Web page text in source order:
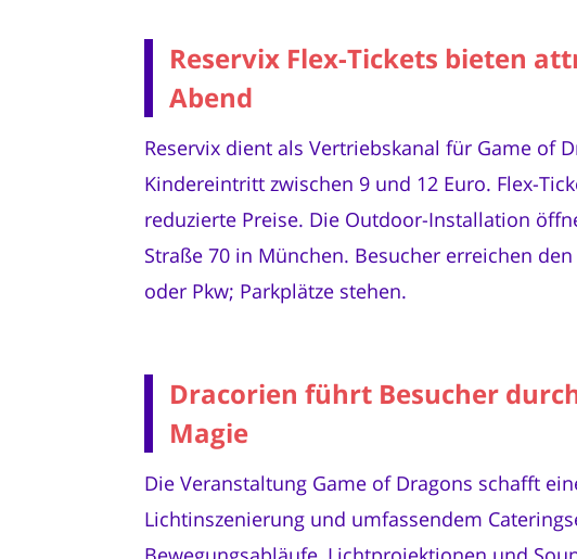
Reservix Flex-Tickets bieten
Abend
Reservix dient als Vertriebskanal für Game of
Kindereintritt zwischen 9 und 12 Euro. Flex-
reduzierte Preise. Die Outdoor-Installation
Straße 70 in München. Besucher erreichen
oder Pkw; Parkplätze stehen.
Dracorien führt Besucher
Magie
Die Veranstaltung Game of Dragons schafft
Lichtinszenierung und umfassendem